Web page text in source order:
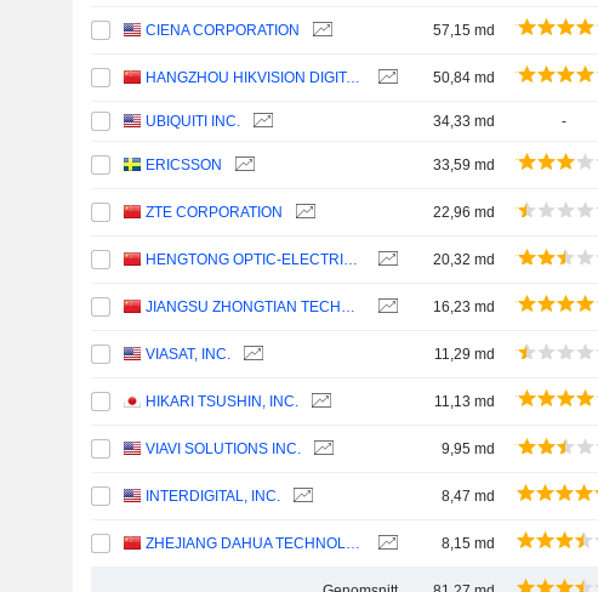
CIENA CORPORATION 57,15 md
HANGZHOU HIKVISION DIGITAL TECHNOLOGY CO., LTD. 50,84 md
UBIQUITI INC. 34,33 md -
ERICSSON 33,59 md
ZTE CORPORATION 22,96 md
HENGTONG OPTIC-ELECTRIC CO., LTD. 20,32 md
JIANGSU ZHONGTIAN TECHNOLOGY CO., LTD. 16,23 md
VIASAT, INC. 11,29 md
HIKARI TSUSHIN, INC. 11,13 md
VIAVI SOLUTIONS INC. 9,95 md
INTERDIGITAL, INC. 8,47 md
ZHEJIANG DAHUA TECHNOLOGY CO., LTD. 8,15 md